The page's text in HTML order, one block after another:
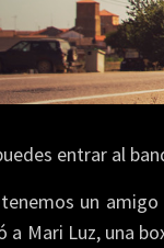
entrar al
un amigo
a Mari Luz, una